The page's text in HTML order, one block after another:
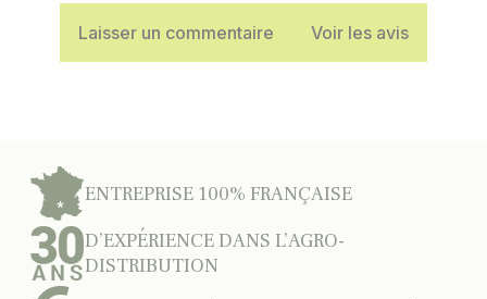
Laisser un commentaire Voir les avis
ENTREPRISE 100% FRANÇAISE
D’EXPÉRIENCE DANS L’AGRO-
DISTRIBUTION